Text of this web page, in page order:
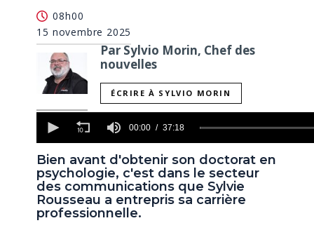
08h00
15 novembre 2025
Par Sylvio Morin, Chef des
nouvelles
ÉCRIRE À SYLVIO MORIN
seconds
minutes,
18
seconds
00:00 37:18
Bien avant d'obtenir son doctorat en
psychologie, c'est dans le secteur
des communications que Sylvie
Rousseau a entrepris sa carrière
professionnelle.